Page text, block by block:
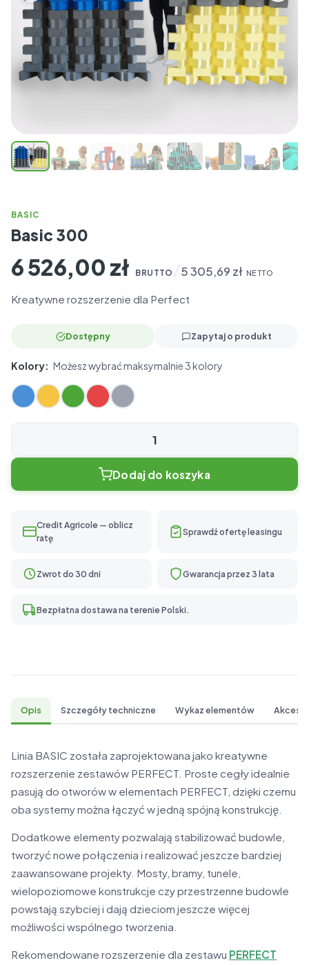
BASIC
Basic 300
6 526,00 zł BRUTTO 5 305,69 zł NETTO
Kreatywne rozszerzenie dla Perfect
Dostępny Zapytaj o produkt
Kolory: Możesz wybrać maksymalnie 3 kolory
ilość
300
Dodaj do koszyka
Credit Agricole — oblicz
ratę
Sprawdź ofertę leasingu
Zwrot do 30 dni Gwarancja przez 3 lata
Bezpłatna dostawa na terenie Polski.
Opis Szczegóły techniczne Wykaz elementów
Linia BASIC została zaprojektowana jako kreatywne
rozszerzenie zestawów PERFECT. Proste cegły idealnie
pasują do otworów w elementach PERFECT, dzięki czemu
oba systemy można łączyć w jedną spójną konstrukcję.
Dodatkowe elementy pozwalają stabilizować budowle,
tworzyć nowe połączenia i realizować jeszcze bardziej
zaawansowane projekty. Mosty, bramy, tunele,
wielopoziomowe konstrukcje czy przestrzenne budowle
powstają szybciej i dają dzieciom jeszcze więcej
możliwości wspólnego tworzenia.
Rekomendowane rozszerzenie dla zestawu PERFECT